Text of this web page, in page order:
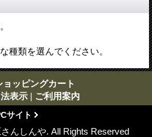
種類を選んでください。
ョッピングカート
表示 | ご利用案内
サイト
んしんや. All Rights Reserved